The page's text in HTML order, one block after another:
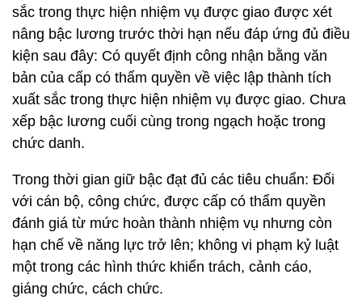
sắc trong thực hiện nhiệm vụ được giao được xét
nâng bậc lương trước thời hạn nếu đáp ứng đủ điều
kiện sau đây: Có quyết định công nhận bằng văn
bản của cấp có thẩm quyền về việc lập thành tích
xuất sắc trong thực hiện nhiệm vụ được giao. Chưa
xếp bậc lương cuối cùng trong ngạch hoặc trong
chức danh.
Trong thời gian giữ bậc đạt đủ các tiêu chuẩn: Đối
với cán bộ, công chức, được cấp có thẩm quyền
đánh giá từ mức hoàn thành nhiệm vụ nhưng còn
hạn chế về năng lực trở lên; không vi phạm kỷ luật
một trong các hình thức khiển trách, cảnh cáo,
giáng chức, cách chức.